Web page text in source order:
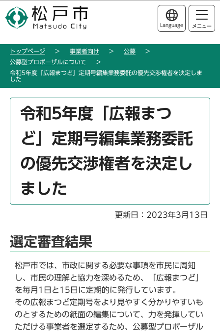
の
ー
このページの本文へ移動
Language メニュー
トップページ 事業者向け
公募
公募型プロポーザルについて
令和5年度「広報まつど」定期号編集業務委託の優先交渉権者を決定しま
した
令和5年度「広報まつ
ど」定期号編集業務委託
の優先交渉権者を決定し
ました
更新日：2023年3月13日
選定審査結果
松戸市では、市政に関する必要な事項を市民に周知
し、市民の理解と協力を深めるため、「広報まつど」
を毎月1日と15日に定期的に発行しています。
その広報まつど定期号をより見やすく分かりやすいも
のとするための紙面の編集について、力を発揮してい
ただける事業者を選定するため、公募型プロポーザル